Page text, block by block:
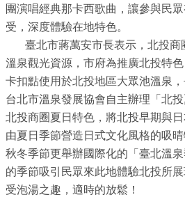
商
業
記
服
務
管
理
團演唱經典那卡西歌曲，讓參與民
受，深度體驗在地特色。
臺北市蔣萬安市長表示，北投商
溫泉觀光資源，市府為推廣北投特
卡扣點使用於北投地區大眾池溫泉
台北市溫泉發展協會自主辦理「北
北投商圈夏日特色，將北投早期與
由夏日季節營造日式文化風格的吸
秋冬季節更舉辦國際化的「臺北溫
的季節吸引民眾來此地體驗北投所
受泡湯之趣，適時的放鬆！